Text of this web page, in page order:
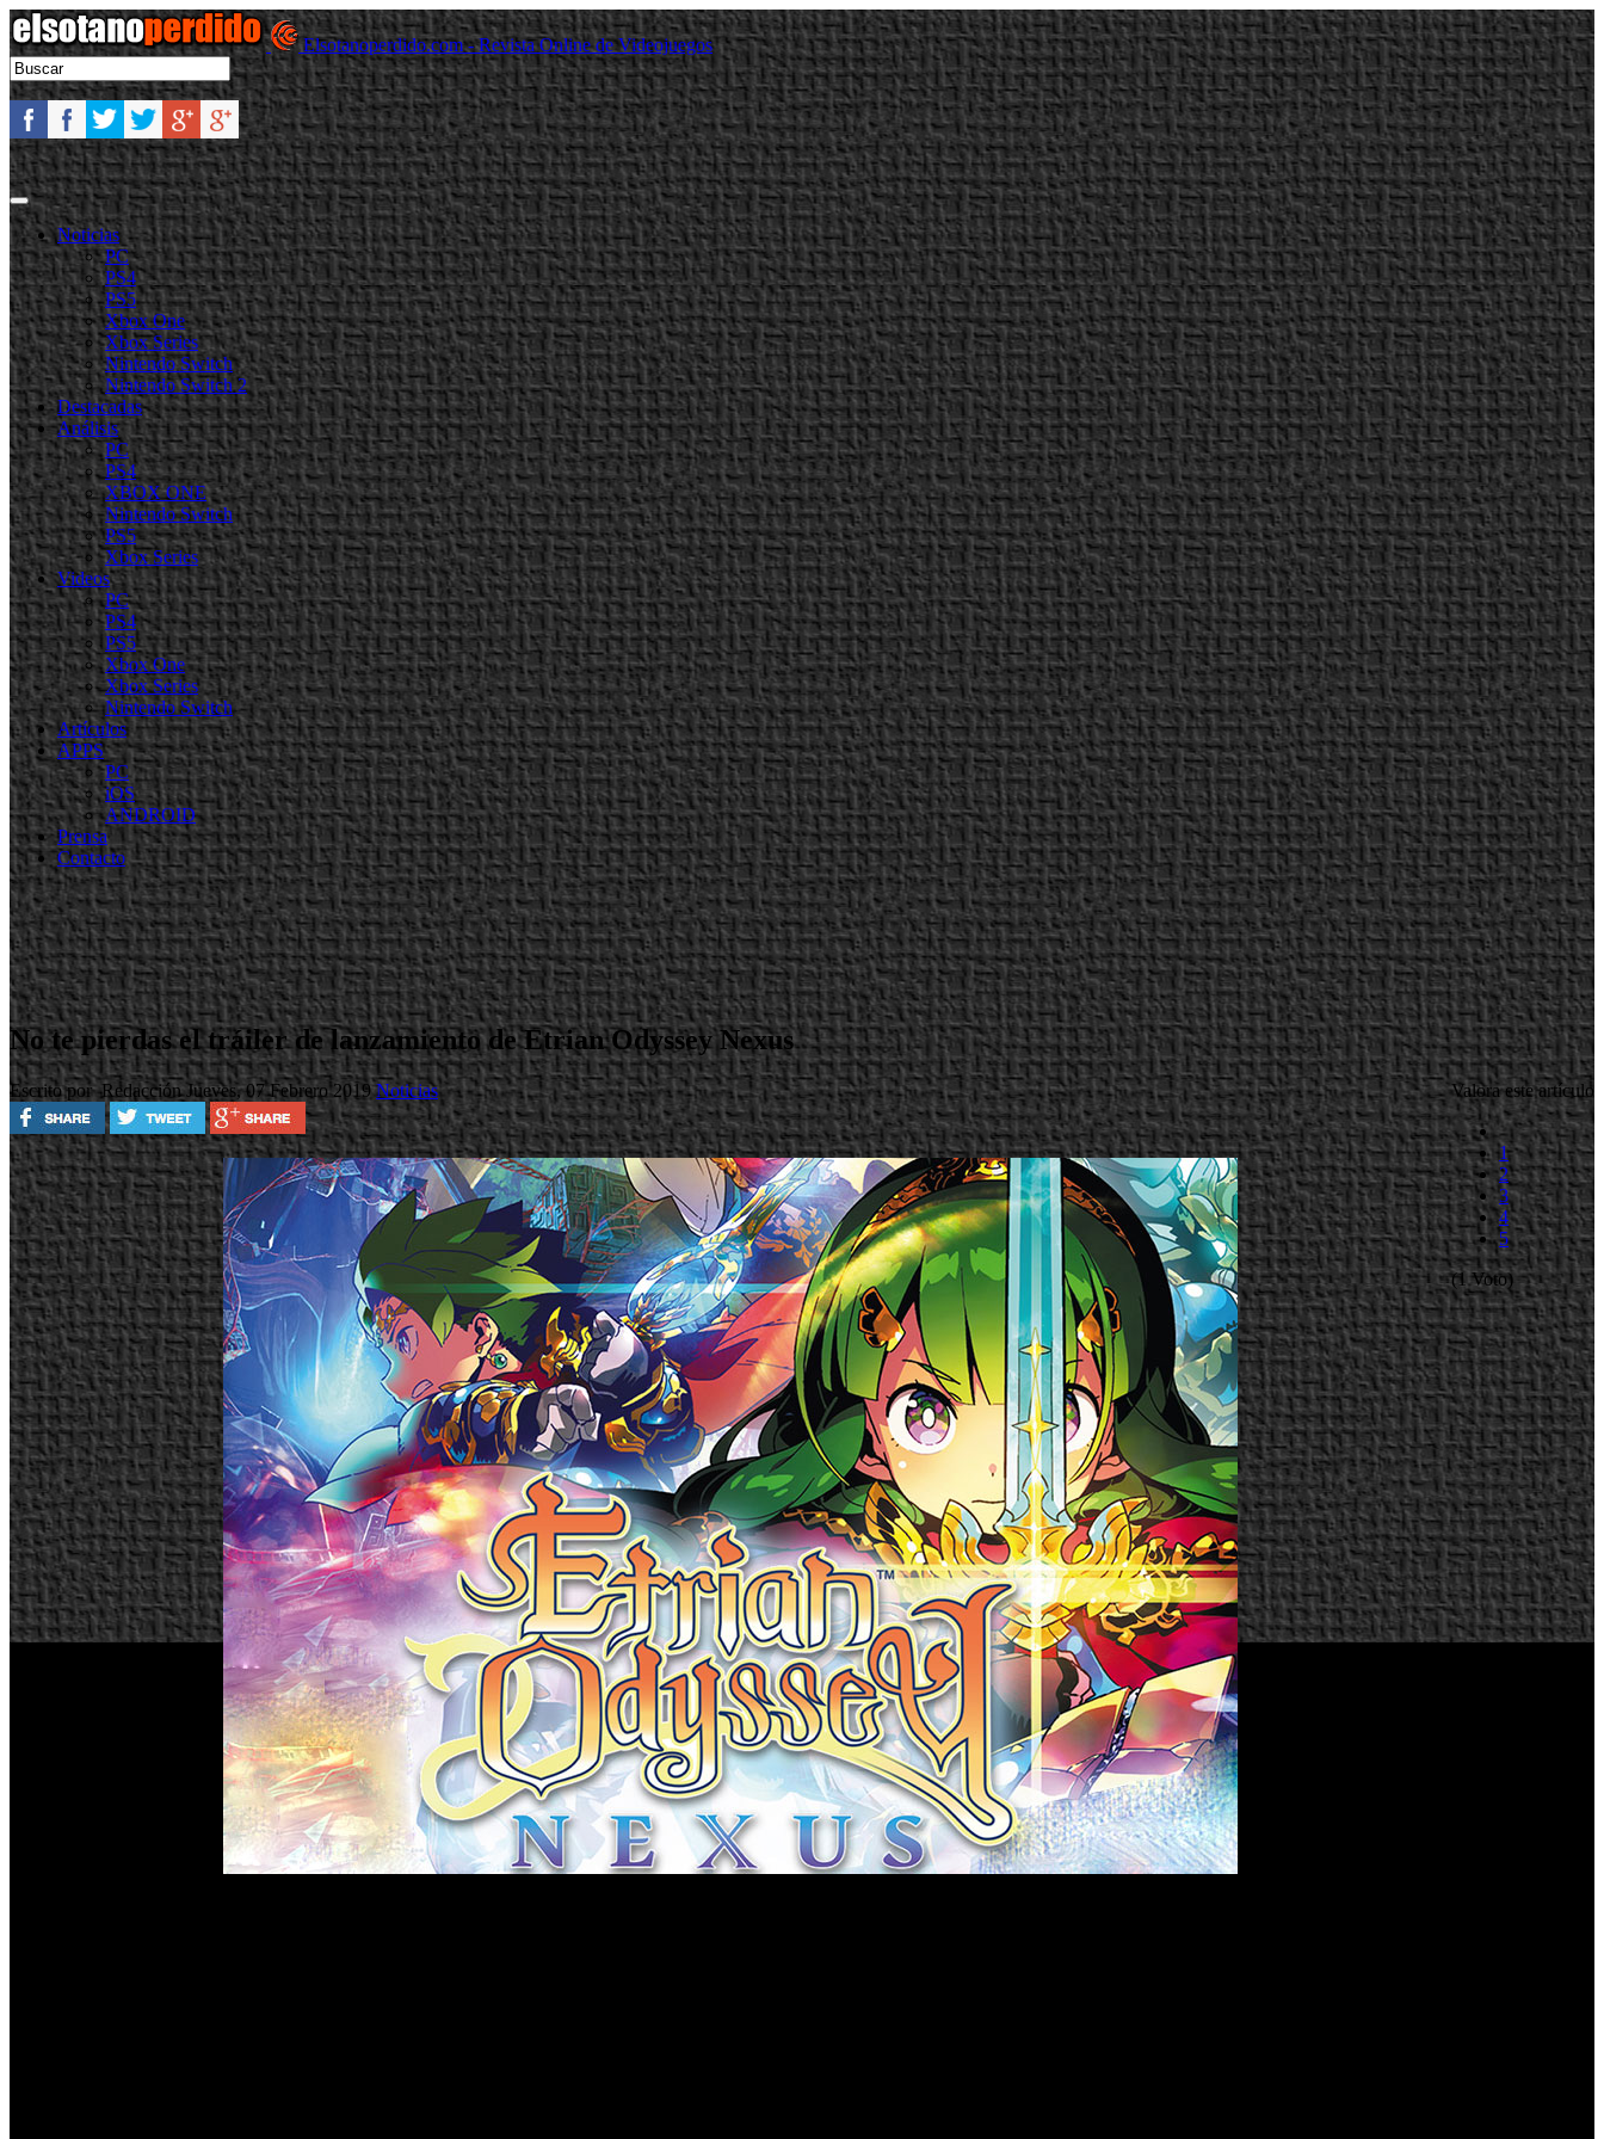
Elsotanoperdido.com - Revista Online de Videojuegos
Noticias
PC
PS4
PS5
Xbox One
Xbox Series
Nintendo Switch
Nintendo Switch 2
Destacadas
Análisis
PC
PS4
XBOX ONE
Nintendo Switch
PS5
Xbox Series
Videos
PC
PS4
PS5
Xbox One
Xbox Series
Nintendo Switch
Artículos
APPS
PC
iOS
ANDROID
Prensa
Contacto
No te pierdas el tráiler de lanzamiento de Etrian Odyssey Nexus
Escrito por RedacciónJueves, 07 Febrero 2019Noticias Valora este artículo
1
2
3
4
5
(1 Voto)